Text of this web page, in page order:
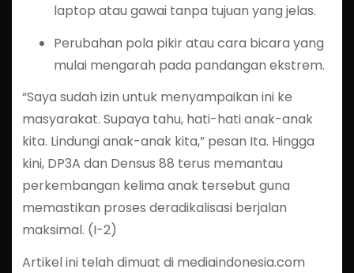
laptop atau gawai tanpa tujuan yang jelas.
Perubahan pola pikir atau cara bicara yang
mulai mengarah pada pandangan ekstrem.
“Saya sudah izin untuk menyampaikan ini ke
masyarakat. Supaya tahu, hati-hati anak-anak
kita. Lindungi anak-anak kita,” pesan Ita. Hingga
kini, DP3A dan Densus 88 terus memantau
perkembangan kelima anak tersebut guna
memastikan proses deradikalisasi berjalan
maksimal. (I-2)
Artikel ini telah dimuat di mediaindonesia.com